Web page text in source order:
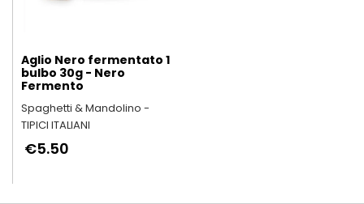
Aglio Nero fermentato 1
bulbo 30g - Nero
Fermento
Spaghetti & Mandolino -
TIPICI ITALIANI
€5.50